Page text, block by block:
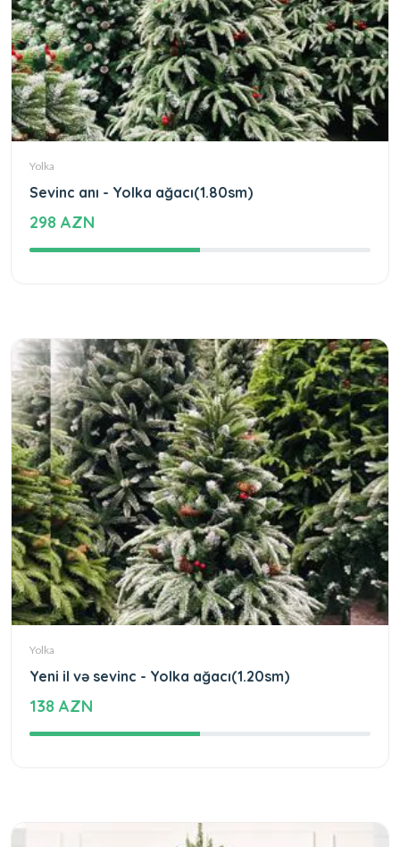
Yolka
Sevinc anı - Yolka ağacı(1.80sm)
298 AZN
Yolka
Yeni il və sevinc - Yolka ağacı(1.20sm)
138 AZN